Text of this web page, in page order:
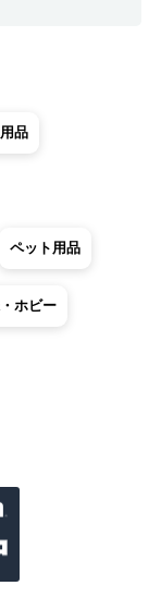
品
ペット用品
ホビー